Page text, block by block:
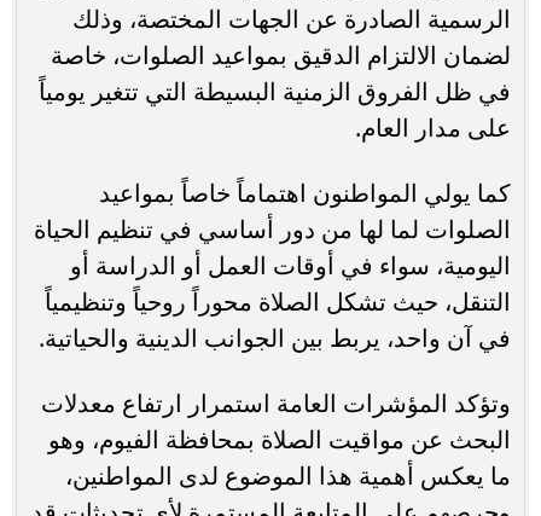
الرسمية الصادرة عن الجهات المختصة، وذلك
لضمان الالتزام الدقيق بمواعيد الصلوات، خاصة
في ظل الفروق الزمنية البسيطة التي تتغير يومياً
على مدار العام.
كما يولي المواطنون اهتماماً خاصاً بمواعيد
الصلوات لما لها من دور أساسي في تنظيم الحياة
اليومية، سواء في أوقات العمل أو الدراسة أو
التنقل، حيث تشكل الصلاة محوراً روحياً وتنظيمياً
في آن واحد، يربط بين الجوانب الدينية والحياتية.
وتؤكد المؤشرات العامة استمرار ارتفاع معدلات
البحث عن مواقيت الصلاة بمحافظة الفيوم، وهو
ما يعكس أهمية هذا الموضوع لدى المواطنين،